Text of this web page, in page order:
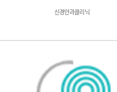
신경안과클리닉